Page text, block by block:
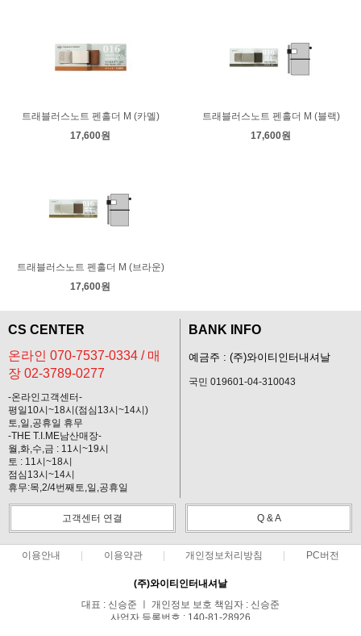
트래블러스노트 펜홀더 M (카멜)
17,600원
트래블러스노트 펜홀더 M (블랙)
17,600원
트래블러스노트 펜홀더 M (브라운)
17,600원
CS CENTER
온라인 070-7537-0334 / 매
장 02-3789-0277
-온라인고객센터-
평일10시~18시(점심13시~14시)
토,일,공휴일 휴무
-THE T.I.ME남산매장-
월,화,수,금 : 11시~19시
토 : 11시~18시
점심13시~14시
휴무:목,2/4번째토,일,공휴일
BANK INFO
예금주 : (주)와이티인터내셔날
국민 019601-04-310043
고객센터 연결 Q & A
이용안내 이용약관 개인정보처리방침 PC버전
(주)와이티인터내셔날
대표 : 신승준 ㅣ 개인정보 보호 책임자 : 신승준
사업자 등록번호 : 140-81-28926